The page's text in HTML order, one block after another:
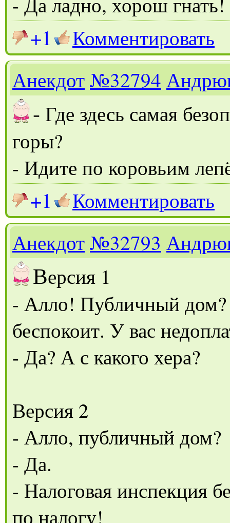
+1
Комментировать
Анекдот№32794
- Где здесь самая
горы?
- Идите по коровьим
+1
Комментировать
Анекдот№32793
Версия 1
- Алло! Публичный дом?
беспокоит. У вас
- Да? А с какого хера?
Версия 2
- Алло, публичный дом?
- Да.
- Налоговая инспекция
по налогу!